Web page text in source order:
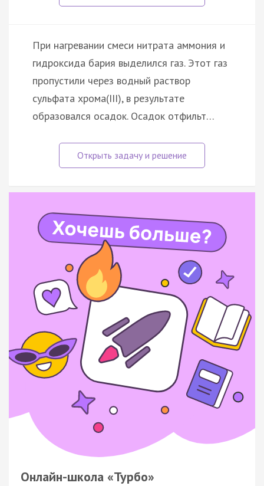
При нагревании смеси нитрата аммония и
гидроксида бария выделился газ. Этот газ
пропустили через водный раствор
сульфата хрома(III), в результате
образовался осадок. Осадок отфильт…
Онлайн-школа «Турбо»